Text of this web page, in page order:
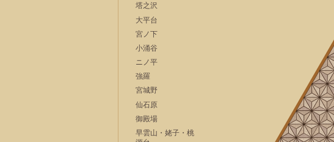
塔之沢
大平台
宮ノ下
小涌谷
ニノ平
強羅
宮城野
仙石原
御殿場
早雲山・姥子・桃